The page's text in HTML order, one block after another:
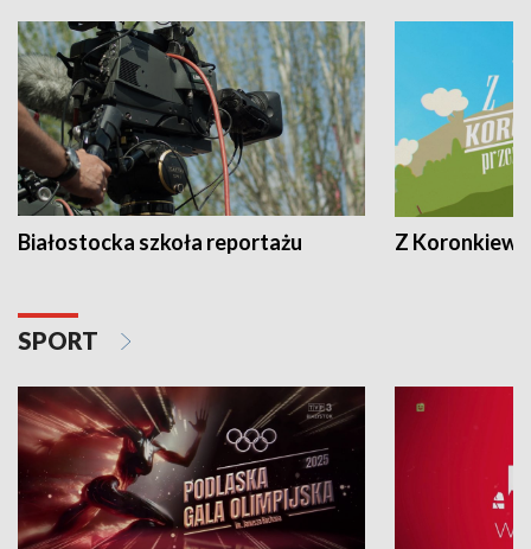
Białostocka szkoła reportażu Z
SPORT